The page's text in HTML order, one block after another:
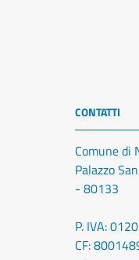
CONTATTI
Comune di
Palazzo
- 80133
P. IVA:
CF: